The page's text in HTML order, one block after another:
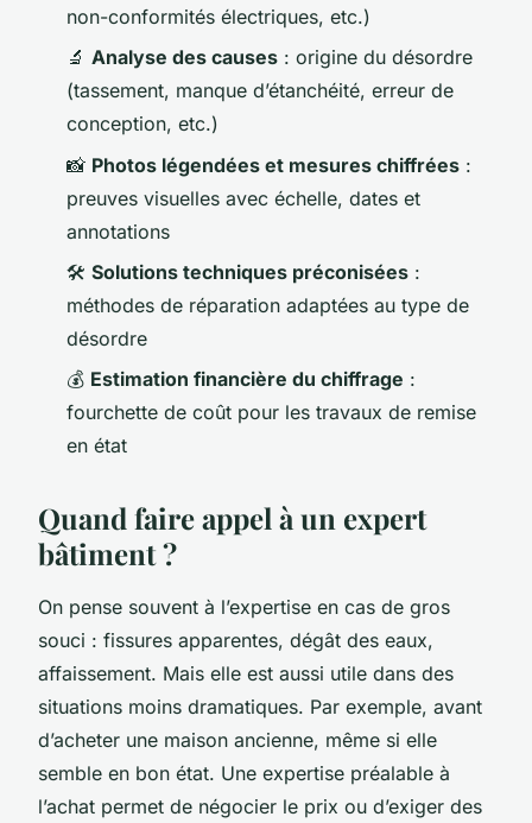
non-conformités électriques, etc.)
🔬 Analyse des causes : origine du désordre
(tassement, manque d’étanchéité, erreur de
conception, etc.)
📸 Photos légendées et mesures chiffrées :
preuves visuelles avec échelle, dates et
annotations
🛠️ Solutions techniques préconisées :
méthodes de réparation adaptées au type de
désordre
💰 Estimation financière du chiffrage :
fourchette de coût pour les travaux de remise
en état
Quand faire appel à un expert
bâtiment ?
On pense souvent à l’expertise en cas de gros
souci : fissures apparentes, dégât des eaux,
affaissement. Mais elle est aussi utile dans des
situations moins dramatiques. Par exemple, avant
d’acheter une maison ancienne, même si elle
semble en bon état. Une expertise préalable à
l’achat permet de négocier le prix ou d’exiger des